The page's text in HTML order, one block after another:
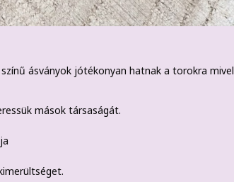
ásványok jótékonyan hatnak a torokra mivel
mások társaságát.